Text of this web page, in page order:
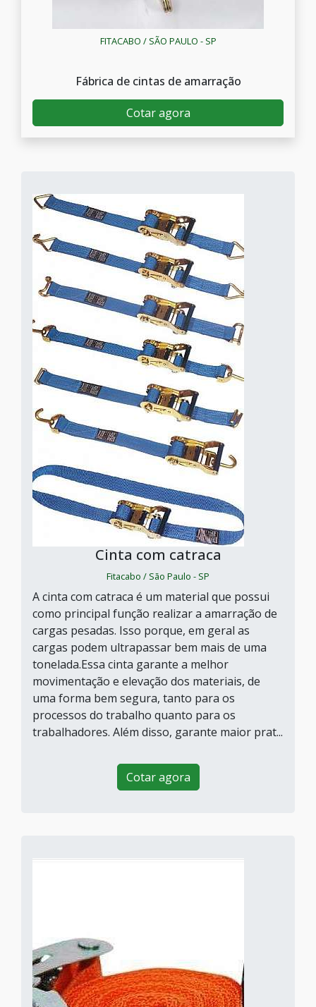
FITACABO / SÃO PAULO - SP
Fábrica de cintas de amarração
Cotar agora
Cinta com catraca
Fitacabo / São Paulo - SP
A cinta com catraca é um material que possui
como principal função realizar a amarração de
cargas pesadas. Isso porque, em geral as
cargas podem ultrapassar bem mais de uma
tonelada.Essa cinta garante a melhor
movimentação e elevação dos materiais, de
uma forma bem segura, tanto para os
processos do trabalho quanto para os
trabalhadores. Além disso, garante maior prat...
Cotar agora